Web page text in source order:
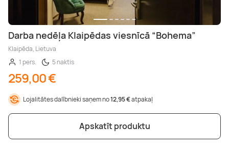
Darba nedēļa Klaipēdas viesnīcā “Bohema”
Klaipēda, Lietuva
1 pers.
5 naktis
259,00 €
Lojalitātes dalībnieki saņem no12,95 €atpakaļ
Apskatīt produktu